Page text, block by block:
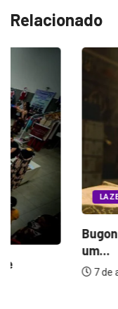
Relacionado
LAZER E CULTURA
Bugonia
um...
7 de agosto de 2026